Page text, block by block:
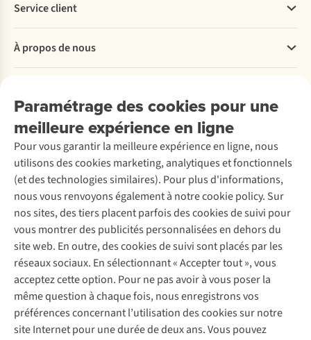
Paramétrage des cookies pour une
meilleure expérience en ligne
Pour vous garantir la meilleure expérience en ligne, nous
utilisons des cookies marketing, analytiques et fonctionnels
(et des technologies similaires). Pour plus d'informations,
nous vous renvoyons également à notre cookie policy. Sur
nos sites, des tiers placent parfois des cookies de suivi pour
vous montrer des publicités personnalisées en dehors du
site web. En outre, des cookies de suivi sont placés par les
réseaux sociaux. En sélectionnant « Accepter tout », vous
acceptez cette option. Pour ne pas avoir à vous poser la
même question à chaque fois, nous enregistrons vos
préférences concernant l’utilisation des cookies sur notre
site Internet pour une durée de deux ans. Vous pouvez
Service client
Commander
Payer
Retourner
Rétractation d'une commande
Entretien & réparations
Garantie
Contactez-nous
À propos de nous
Entreprise responsable
À propos d’Ayacucho
Nos magasins
À propos d’A.S.Adventure
Déclaration d'accessibilité
Location / Location sports d’hiver
Seconde-main
Entretien de ski
Service de lavage
Entretien de chaussures
Réparation de chaussures
Réparation de vêtements
Retouches
Pour les entreprises
Découvrez
A.S.Magazine
Explore Camp
Expertise & conseils
Abonnez-vous à la newsletter
Suivez-nous